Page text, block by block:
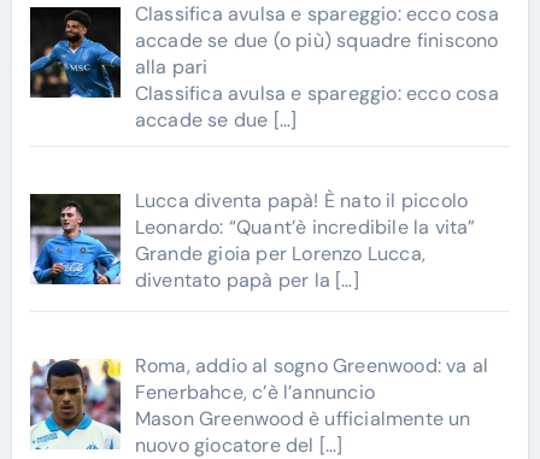
Classifica avulsa e spareggio: ecco cosa
accade se due (o più) squadre finiscono
alla pari
Classifica avulsa e spareggio: ecco cosa
accade se due […]
Lucca diventa papà! È nato il piccolo
Leonardo: “Quant’è incredibile la vita”
Grande gioia per Lorenzo Lucca,
diventato papà per la […]
Roma, addio al sogno Greenwood: va al
Fenerbahce, c’è l’annuncio
Mason Greenwood è ufficialmente un
nuovo giocatore del […]